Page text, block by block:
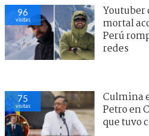
96
visitas
Youtuber
mortal
Perú
redes
75
visitas
Culmina
Petro en
que tuvo